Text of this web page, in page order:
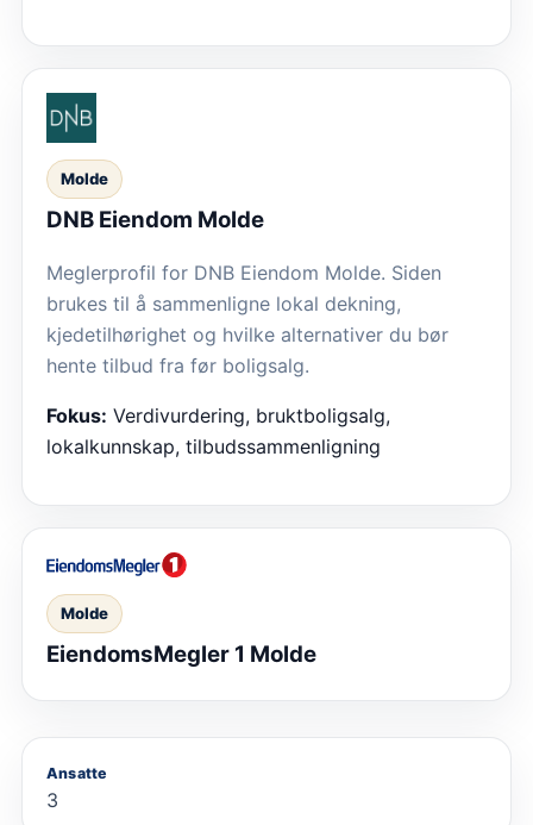
Molde
DNB Eiendom Molde
Meglerprofil for DNB Eiendom Molde. Siden
brukes til å sammenligne lokal dekning,
kjedetilhørighet og hvilke alternativer du bør
hente tilbud fra før boligsalg.
Fokus: Verdivurdering, bruktboligsalg,
lokalkunnskap, tilbudssammenligning
Molde
EiendomsMegler 1 Molde
Ansatte
3